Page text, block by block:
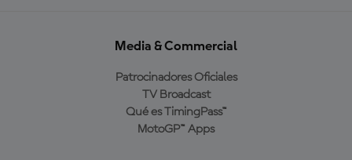
Media & Commercial
Patrocinadores Oficiales
TV Broadcast
Qué es TimingPass™
MotoGP™ Apps